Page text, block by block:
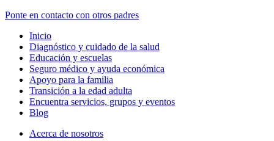
Ponte en contacto con otros padres
Inicio
Diagnóstico y cuidado de la salud
Educación y escuelas
Seguro médico y ayuda económica
Apoyo para la familia
Transición a la edad adulta
Encuentra servicios, grupos y eventos
Blog
Acerca de nosotros